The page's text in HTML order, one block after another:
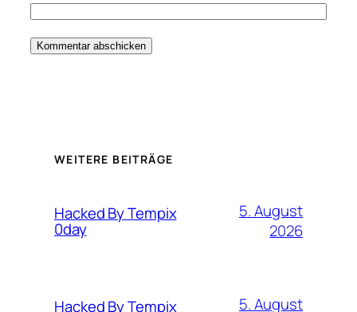
WEITERE BEITRÄGE
Hacked By Tempix
0day
5. August
2026
Hacked By Tempix
5. August